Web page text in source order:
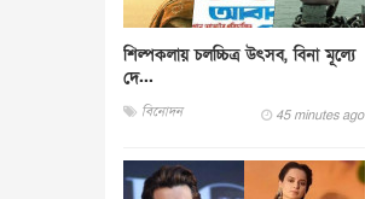
শিল্পকলায় চলচ্চিত্র উৎসব, বিনা মূল্যে
দে...
বিনোদন 45 minutes ago